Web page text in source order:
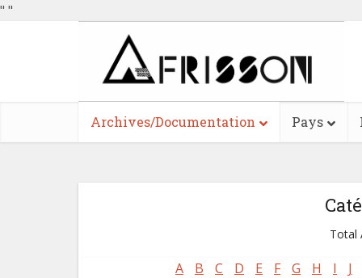
" "
Archives/Documentation Pays
Total
A B C D E F G H I J